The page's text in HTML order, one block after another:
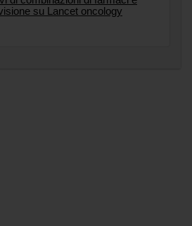
su Lancet oncology